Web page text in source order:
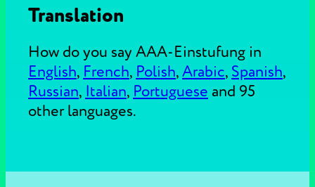
Translation
How do you say AAA-Einstufung in
English, French, Polish,Arabic, Spanish,
Russian, Italian, Portuguese and 95
other languages.